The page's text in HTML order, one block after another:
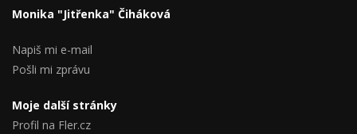
Monika "Jitřenka" Čiháková
Napiš mi e-mail
Pošli mi zprávu
Moje další stránky
Profil na Fler.cz